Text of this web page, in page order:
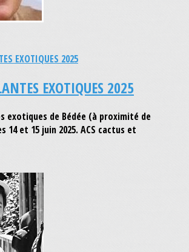
EXOTIQUES 2025
exotiques de Bédée (à proximité de
14 et 15 juin 2025. ACS cactus et